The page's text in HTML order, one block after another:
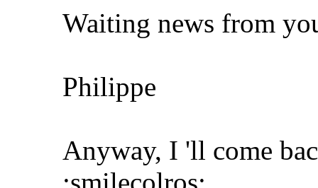
Waiting news from
Philippe
Anyway, I 'll come
:smilecolros: